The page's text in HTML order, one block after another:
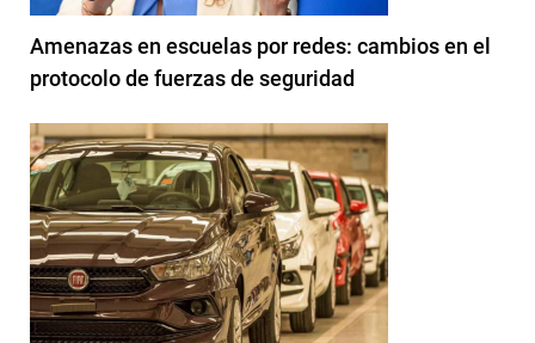
Amenazas en escuelas por redes: cambios en el
protocolo de fuerzas de seguridad